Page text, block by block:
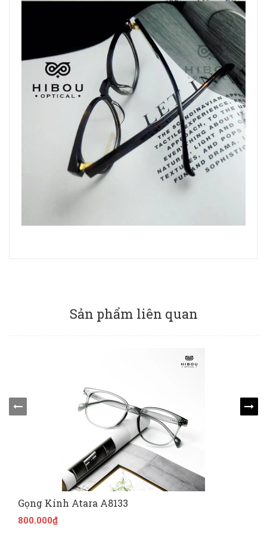
Sản phẩm liên quan
Gọng Kính Atara A8133
800.000₫